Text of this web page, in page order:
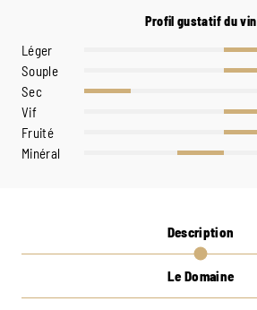
Profil gustatif du vin
Léger
Souple
Sec
Vif
Fruité
Minéral
Description
Le Domaine